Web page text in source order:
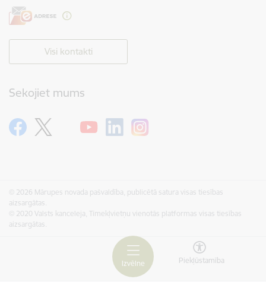
Izvēlne Piekļūstamība
Visi kontakti
Sekojiet mums
© 2026 Mārupes novada pašvaldība, publicētā satura visas tiesības
aizsargātas.
© 2020 Valsts kanceleja, Tīmekļvietņu vienotās platformas visas tiesības
aizsargātas.